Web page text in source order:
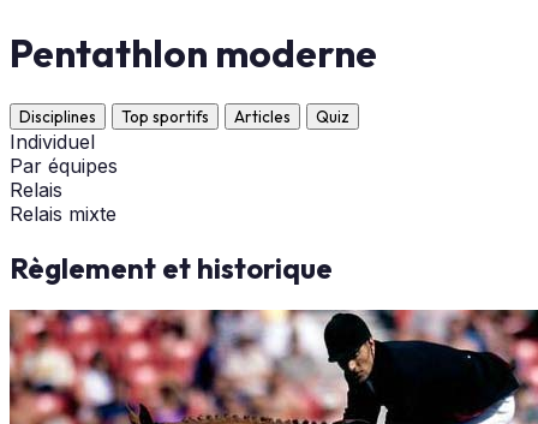
Pentathlon moderne
Disciplines Top sportifs Articles Quiz
Individuel
Par équipes
Relais
Relais mixte
Règlement et historique